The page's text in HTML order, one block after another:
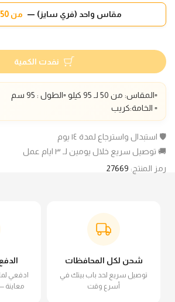
مقاس واحد (فري سايز) — من 50 لـ 95 كيلو
نفدت الكمية
▫️المقاس: من 50 لـ 95 كيلو ▫️الطول : 95 سم
▫️ الخامة:كريب
🛡️ استبدال واسترجاع لمدة ١٤ يوم
🚚 توصيل سريع خلال يومين لـ ٣ ايام عمل
رمز المنتج: 27669
شحن لكل المحافظات
توصيل سريع لحد باب بيتك في
أسرع وقت
ادفعي